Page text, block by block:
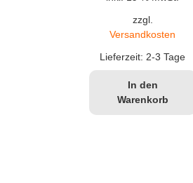
zzgl.
Versandkosten
Lieferzeit: 2-3 Tage
In den
Warenkorb